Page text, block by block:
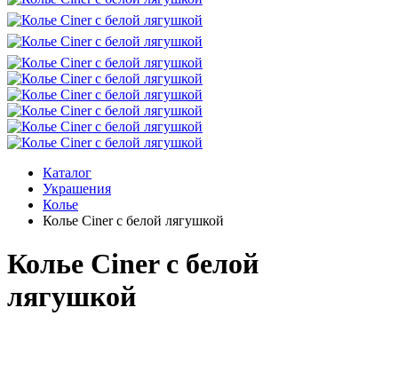
Каталог
Украшения
Колье
Колье Ciner с белой лягушкой
Колье Ciner с белой
лягушкой